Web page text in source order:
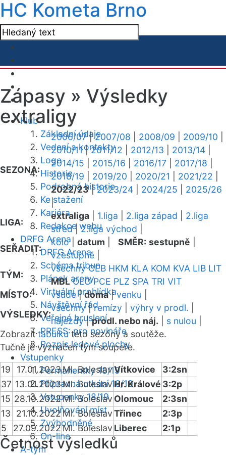
HC Kometa Brno
Klub
Základní údaje
Vedení a kontakty
Logo
Historie
Podrobná historie
Ke stažení
Kariéra
Redakce webu
DRFG Arena
DRFG Arena
Schéma tribun
Plánek areny
Virtuální prohlídka
Návštěvní řád
Veřejné bruslení
PRESS: pro novináře
Rozpis ledové plochy
Vstupenky
Permanentky 18/19
Přípravná utkání 18/19
Vstupenky 18/19
Uvolňování míst
Zvýhodněné
On-line
A-tým
Zápasy » Výsledky
extraligy
SEZONA:
2006/07|2007/08 2008/09 2009/10
2010/11|2011/12 2012/13 2013/14
2014/15
2015/16 2016/17 2017/18
2018/19
2019/20 2020/21 2021/22
2022/23|2023/24 2024/25
2025/26
|
LIGA:
extraliga 1.liga 2.liga západ
2.liga
střed|2.liga východ
SEŘADIT:
kolo| datum SMĚR: sestupně
vzestupně
TÝM:
všechny CEB HKM KLA KOM KVA LIB LIT
MBL OLO PCE PLZ SPA TRI VIT
MÍSTO:
všude|doma|venku
VÝSLEDKY:
všechny|remízy výhry v prodl.
nájezdy|prodl. nebo náj. s nulou
Zobrazittabulkutéto sezóny a soutěže.
Tučně je vyznačen tým soupeře.
19 17.01.2023Ml. BoleslavVítkovice
3:2sn
37 13.01.2023Ml. BoleslavHr. Králové 3:2p
15 28.10.2022Ml. Boleslav Olomouc
2:3sn
13
21.10.2022Ml. BoleslavTřinec
2:3p
5
27.09.2022Ml. Boleslav Liberec 2:1p
Četnost výsledků